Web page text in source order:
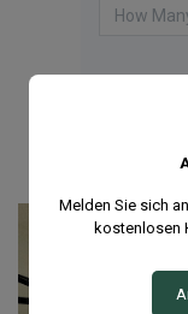
Melden Sie sich
kostenlosen